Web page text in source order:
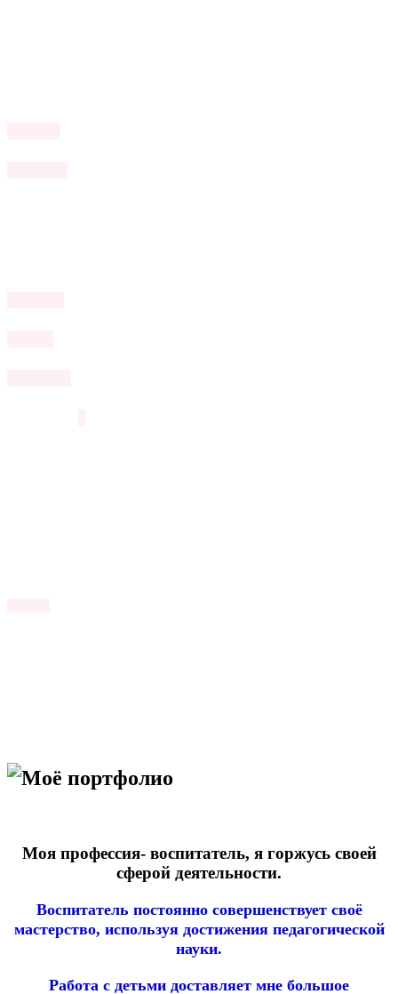
Моё портфолио
Моя профессия- воспитатель, я горжусь своей
сферой деятельности.
Воспитатель постоянно совершенствует своё
мастерство, используя достижения педагогической
науки.
Работа с детьми доставляет мне большое